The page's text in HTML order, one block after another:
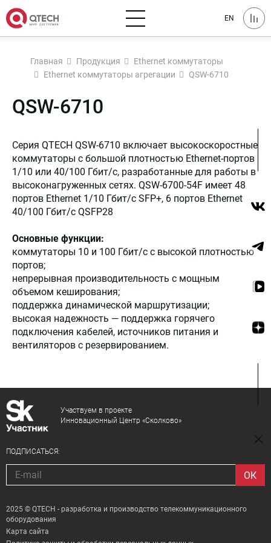
EN
Главная Продукция
Ethernet коммутаторы
Ethernet коммутаторы агрегации
QSW-6710
QSW-6710
Серия QTECH QSW-6710 включает высокоскоростные
коммутаторы с большой плотностью Ethernet-портов
1/10 или 40/100 Гбит/с, разработанные для работы в
высоконагруженных сетях. QSW-6700-54F имеет 48
портов Ethernet 1/10 Гбит/с SFP+, 6 портов Ethernet
40/100 Гбит/с QSFP28
Основные функции:
коммутаторы 10 и 100 Гбит/с с высокой плотностью
портов;
непрерывная производительность с мощным
объемом кеширования;
поддержка динамической маршрутизации;
высокая надежность — поддержка горячего
подключения кабелей, источников питания и
вентиляторов с резервированием.
Участвуем в проекте
Инновационный Центр «Сколково»
ПОДПИСАТЬСЯ:
2025 © QTECH - разработка и производство телекоммуникационного
оборудования
Карта сайта